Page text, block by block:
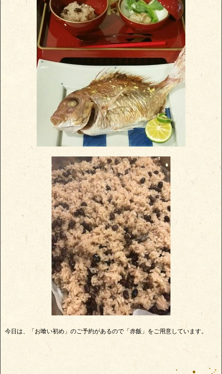
今日は、「お喰い初め」のご予約があるので「赤飯」をご用意しています。